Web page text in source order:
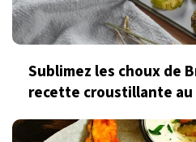
Sublimez les choux de
recette croustillante